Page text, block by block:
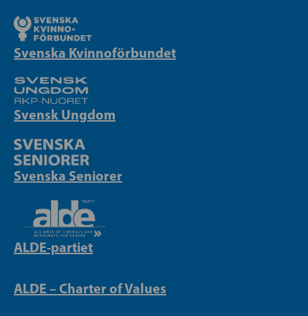
Svenska Kvinnoförbundet
Svensk Ungdom
Svenska Seniorer
ALDE-partiet
ALDE – Charter of Values